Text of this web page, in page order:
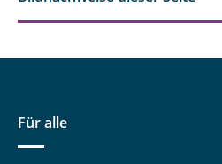
Für alle